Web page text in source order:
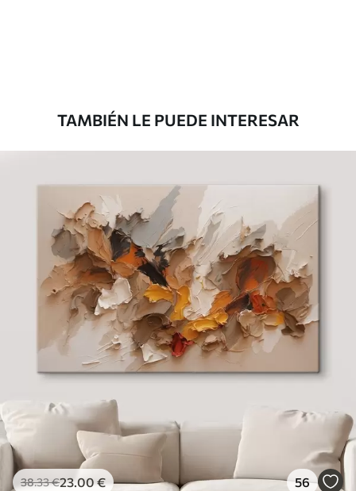
TAMBIÉN LE PUEDE INTERESAR
38.33€23.00€ 56